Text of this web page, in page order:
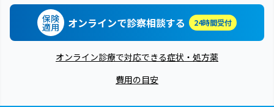
保険
適用 オンラインで診察相談する 24時間受付
オンライン診療で対応できる症状・処方薬
費用の目安